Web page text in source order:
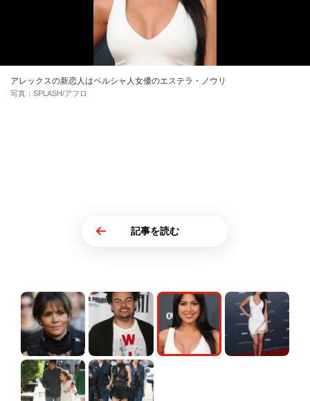
アレックスの新恋人はペルシャ人女優のエステラ・ノウリ
写真：SPLASH/アフロ
記事を読む